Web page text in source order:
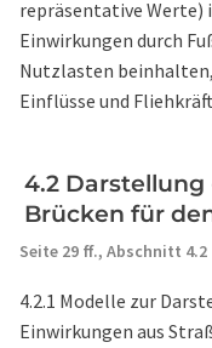
repräsentative Werte)
Einwirkungen durch
Nutzlasten
Einflüsse und
4.2
Brücken für
Seite 29 ff., Abschnitt 4.2
4.2.1 Modelle zur
Einwirkungen aus